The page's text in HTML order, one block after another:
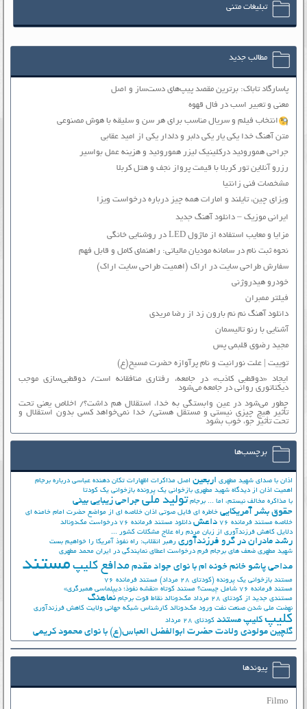
تبلیغات متنی
مطالب جدید
پاسارگاد تاباک: برترین مقصد پیپ‌های دست‌ساز و اصل
معنی و تعبیر اسب در فال قهوه
انتخاب فیلم و سریال مناسب برای هر سن و سلیقه با هوش مصنوعی
متن آهنگ خدا یکی یار یکی دلبر و دلدار یکی از امید عقابی
جراحی هموروئید درکلینیک لیزر هموروئید و هزینه عمل بواسیر
رزرو آنلاین تور کربلا با قیمت پرواز نجف و هتل کربلا
مشخصات فنی زانتیا
ویزای چین، تایلند و امارات همه چیز درباره درخواست ویزا
ایرانی موزیک – دانلود آهنگ جدید
مزایا و معایب استفاده از ماژول LED در روشنایی خانگی
نحوه ثبت نام در سامانه مودیان مالیاتی: راهنمای کامل و قابل فهم
سفارش طراحی سایت در اراک (اهمیت طراحی سایت اراک)
خودرو هیدروژنی
فیلتر ممبران
دانلود آهنگ نم نم بارون زد از رضا مریدی
آشنایی با رنو تالیسمان
مجید رضوی قلبمی پس
توییت | علت نورانیت و نام پرآوازه حضرت مسیح(ع)
ایجاد «دوقطبی کاذب» در جامعه، رفتاری منافقانه است/ دوقطبی‌سازی موجب
دیکتاتوری روانی در جامعه می‌شود
چطور می‌شود در عین وابستگی به خدا، استقلال هم داشت؟/ اخلاص یعنی تحت
تأثیر هیچ چیزی نیستی و مستقل هستی/ خدا نمی‌خواهد کسی بدون استقلال و
تحت تأثیر جوّ، خوب بشود
برچسب‌ها
اذان با صدای شهید مطهری اربعین اصل مذاکرات اظهارات تکان دهنده عباسی درباره برجام
اهمیت اذان از دیدگاه شهید مطهری بازخوانی یک پرونده بازخوانی یک کودتا
با مذاکره مخالف نیستم، اما ... برجام تولید ملی جراحی زیبایی بینی
حقوق بشر آمریکایی خاطره ای فایل صوتی اذان خلاصه ای از مواضع حضرت امام خامنه ای
خلاصه مستند فرمانده 76
داعش دانلود مستند فرمانده 76
درخواست مک‌دونالد
دلایل کاهش فرزندآوری از زبان مردم راه علاج مشکلات کشور ...
رشد مادران در گرو فرزندآوری رهبر انقلاب: راه نفوذ آمریکا را خواهیم بست
شهید مطهری ضعف های برجام فرم درخواست اعطای نمایندگی در ایران محمد مطهری
مداحی پاشو خانم خونه ام با نوای جواد مقدم مدافع کلیپ مستند
مستند بازخوانی یک پرونده (کودتای 28 مرداد)
مستند فرمانده 76
مستند فرمانده 76 شامل چیست؟
مستند کوتاه «نقشه نفوذ؛ دیپلماسی همبرگری»
مستندی جدید از کودتای 28 مرداد
مک‌دونالد نقاط قوت برجام نماهنگ
نهضت ملي شدن صنعت نفت ورود مک‌دونالد کارشناس شبکه جهانی ولایت کاهش فرزندآوری
کلیپ کلیپ مستند کودتای 28 مرداد
گلچین مولودی ولادت حضرت ابوالفضل العباس(ع) با نوای محمود کریمی
پیوندها
Filmo